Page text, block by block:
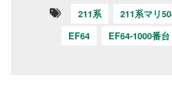
211系 211系マリ
EF64
EF64-1000番台